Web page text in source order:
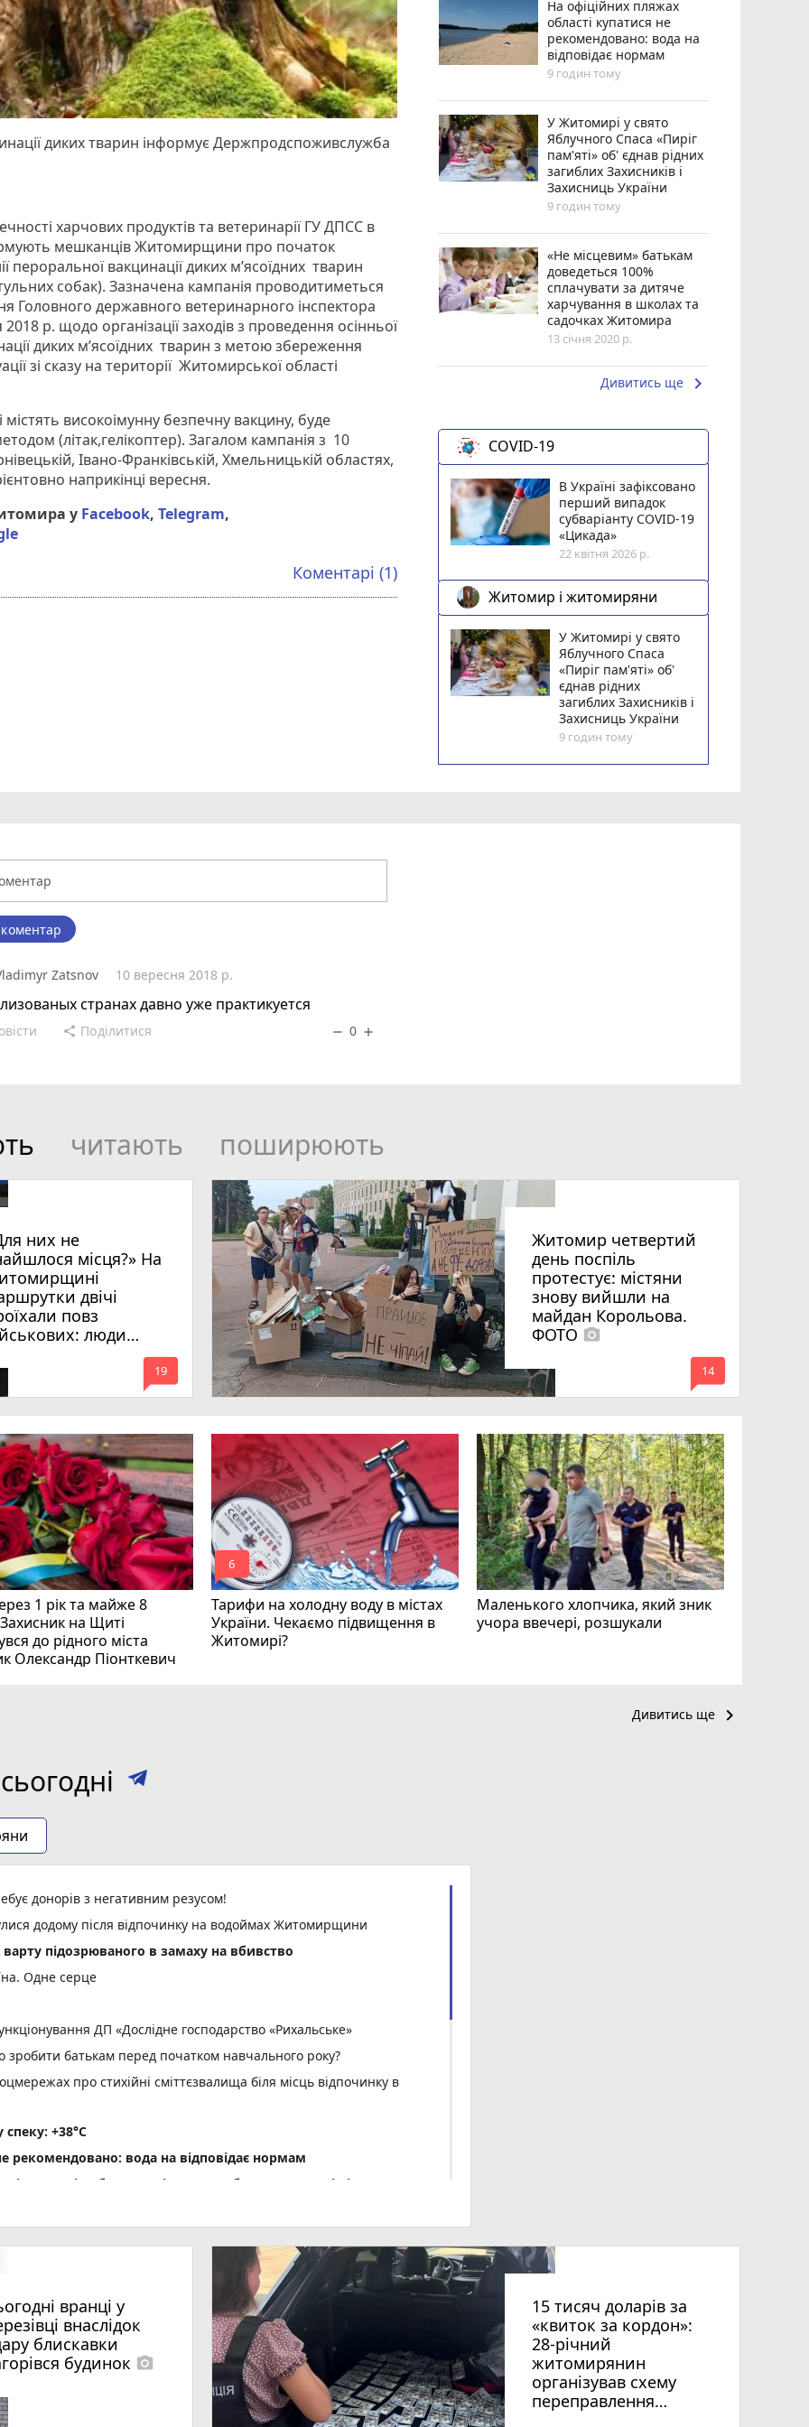
диких тварин інформує Держпродспоживслужба
харчових продуктів та ветеринарії ГУ ДПСС в
мешканців Житомирщини про початок
пероральної вакцинації диких м’ясоїдних тварин
собак). Зазначена кампанія проводитиметься
Головного державного ветеринарного інспектора
р. щодо організації заходів з проведення осінньої
диких м’ясоїдних тварин з метою збереження
зі сказу на території Житомирської області
високоімунну безпечну вакцину, буде
(літак,гелікоптер). Загалом кампанія з 10
Івано-Франківській, Хмельницькій областях,
наприкінці вересня.
у Facebook,Telegram,
Коментарі (1)
На офіційних пляжах
області купатися не
рекомендовано: вода на
відповідає нормам
9 годин тому
У Житомирі у свято
Яблучного Спаса «Пиріг
пам'яті» об' єднав рідних
загиблих Захисників і
Захисниць України
9 годин тому
«Не місцевим» батькам
доведеться 100%
сплачувати за дитяче
харчування в школах та
садочках Житомира
13 січня 2020 р.
Дивитись ще keyboard_arrow_right
COVID-19
В Україні зафіксовано
перший випадок
субваріанту COVID-19
«Цикада»
22 квітня 2026 р.
Житомир і житомиряни
У Житомирі у свято
Яблучного Спаса
«Пиріг пам'яті» об'
єднав рідних
загиблих Захисників і
Захисниць України
9 годин тому
Zatsnov 10 вересня 2018 р.
странах давно уже практикуется
share Поділитися remove 0 add
читають поширюють
них не
місця?» На
двічі
повз
люди
покаратиmode_comment
19
Житомир четвертий
день поспіль
протестує: містяни
знову вийшли на
майдан Корольова.
ФОТО photo_camera
mode_comment
14
1 рік та майже 8
Захисник на Щиті
до рідного міста
Олександр Піонткевич
Тарифи на холодну воду в містах
України. Чекаємо підвищення в
Житомирі?
mode_comment
6
Маленького хлопчика, який зник
учора ввечері, розшукали
Дивитись ще keyboard_arrow_right
донорів з негативним резусом!
додому після відпочинку на водоймах Житомирщини
варту підозрюваного в замаху на вбивство
Одне серце
ДП «Дослідне господарство «Рихальське»
батькам перед початком навчального року?
про стихійні сміттєзвалища біля місць відпочинку в
+38°C
рекомендовано: вода на відповідає нормам
пам'яті» об' єднав рідних загиблих Захисників і Захисниць
ВЛК помер чоловік
загибель риби
блискавки загорівся будинок photo_camera
28-річний житомирянин організував схему переправлення
сухої рослинності, вогнем пройдено майже 10 га території
спричинив смертельну ДТП на Коростенщині, засуджено до 8 років
вранці у
внаслідок
блискавки
будинок photo_camera
15 тисяч доларів за
«квиток за кордон»:
28-річний
житомирянин
організував схему
переправлення